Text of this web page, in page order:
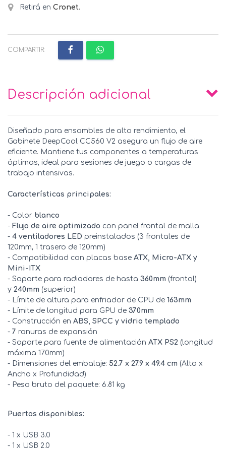
Retirá en Cronet.
COMPARTIR:
Descripción adicional
Diseñado para ensambles de alto rendimiento, el
Gabinete DeepCool CC560 V2 asegura un flujo de aire
eficiente. Mantiene tus componentes a temperaturas
óptimas, ideal para sesiones de juego o cargas de
trabajo intensivas.
Características principales:
- Color blanco
- Flujo de aire optimizado con panel frontal de malla
- 4 ventiladores LED preinstalados (3 frontales de
120mm, 1 trasero de 120mm)
- Compatibilidad con placas base ATX, Micro-ATX y
Mini-ITX
- Soporte para radiadores de hasta 360mm (frontal)
y 240mm (superior)
- Límite de altura para enfriador de CPU de 163mm
- Límite de longitud para GPU de 370mm
- Construcción en ABS, SPCC y vidrio templado
- 7 ranuras de expansión
- Soporte para fuente de alimentación ATX PS2 (longitud
máxima 170mm)
- Dimensiones del embalaje: 52.7 x 27.9 x 49.4 cm (Alto x
Ancho x Profundidad)
- Peso bruto del paquete: 6.81 kg
Puertos disponibles:
- 1 x USB 3.0
- 1 x USB 2.0